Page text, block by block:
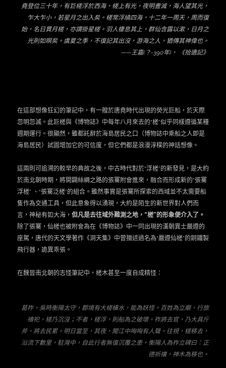
堯登位三十年，有巨槎浮於西海，槎上有光，夜明晝滅，海人望其光，
乍大乍小，若星月之出入矣。槎常浮繞四海，十二年一周天，周而復
始，名日貫月槎，亦謂掛星槎。羽人棲息其上，群仙含露以漱，日月之
光則如暝矣。虞夏之季，不復記其出沒，游海之人，猶傳其神偉也。
—— 王嘉(？-390年)， 《拾遺記》
在這部想像狂幻的筆記中，有一艘於唐堯時代出現的熒光巨船，於天際
忽明忽滅。此巨槎與《博物誌》中每年八月來去的“槎”似乎同樣遵循某種
週期運行。很顯然，雖都託辭於海島居民之口（博物誌中乘船之人即是
海島居民）試圖增加它的可信度，但它們都是浪漫淳樸的神話想像。
這兩則可追溯的較早的典故之後，中古時代對於“浮槎”的新發見，是大約
於南北朝時期，將開闢絲綢之路的張騫附會進來，融合而形成新的“張騫
浮槎” 、“張騫泛槎”的組合。雖然事實是張騫所探索的西域並不太需要船
隻作為交通工具，但此意象得以湧現，大約是陌生的新世界對人們而
言，神秘有如大海， 但凡是去往域外難測之地，“槎”的形象便介入了。
除了張騫，仙槎也被附會為在《博物誌》中一同出現的漢朝異士嚴遵的
座駕，唐代的天文學著作《洞天集》中曾描述過名為“嚴遵仙槎”的銅鐵製
飛行器，詭異乖張。
在魏晉南北朝的志怪筆記中，槎木甚至一度自成精怪：
葛祚，吳時衡陽太守，郡境有大槎橫水，能為妖怪。百姓為立廟，行旅
禱祀，槎乃沉沒；不者，槎浮，則船為之破壞。祚將去官，乃大具斤
斧，將去民累。明日當至，其夜，聞江中哅哅有人聲。往視，槎移去，
沿流下數里，駐灣中，自此行者無復沉覆之患。衡陽人為祚立碑曰：正
德祈禳，神木為移也。